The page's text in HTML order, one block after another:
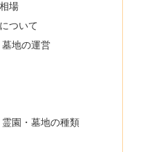
場
ついて
墓地の運営
霊園・墓地の種類